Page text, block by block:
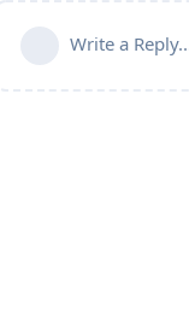
Write a